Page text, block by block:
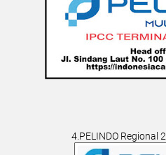
4.PELINDO Regional